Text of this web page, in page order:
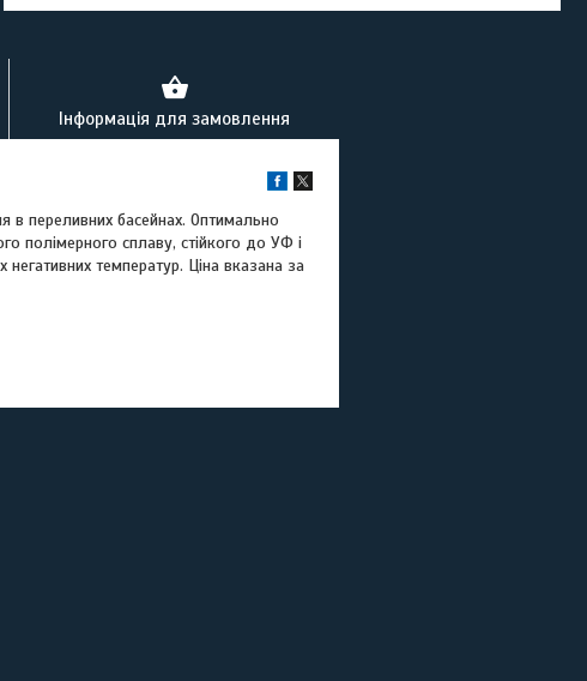
Інформація для замовлення
в переливних басейнах. Оптимально
полімерного сплаву, стійкого до УФ і
температур. Ціна вказана за